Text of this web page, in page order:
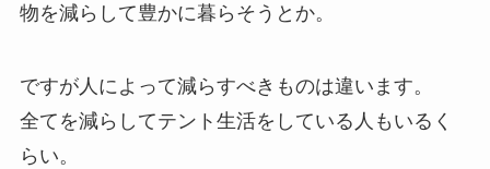
物を減らして豊かに暮らそうとか。
ですが人によって減らすべきものは違います。
全てを減らしてテント生活をしている人もいるく
らい。